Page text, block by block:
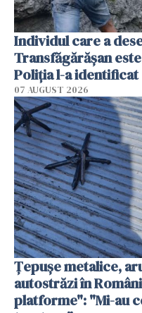
Individul care a
Transfăgărășan
Poliția l-a identificat
07 AUGUST 2026
Țepușe metalice,
autostrăzi în
platforme": "Mi-au